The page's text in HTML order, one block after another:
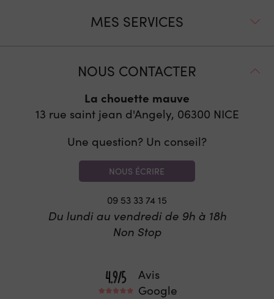
MES SERVICES
NOUS CONTACTER
La chouette mauve
13 rue saint jean d'Angely, 06300 NICE
Une question? Un conseil?
NOUS ÉCRIRE
09 53 33 74 15
Du lundi au vendredi de 9h à 18h
Non Stop
Avis
Google